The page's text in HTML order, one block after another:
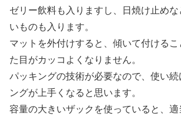
ゼリー飲料も入りますし、日焼け止め
いものも入ります。
マットを外付けすると、傾いて付ける
た目がカッコよくなりません。
パッキングの技術が必要なので、使い
ングが上手くなると思います。
容量の大きいザックを使っていると、